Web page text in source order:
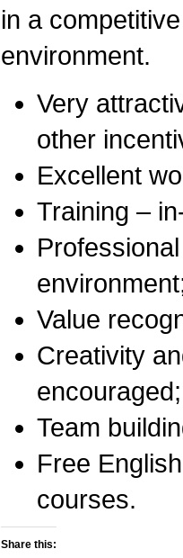
in a
environment.
Very
other
Excellent
Training –
Value
Creativity
encouraged;
Team
Free
courses.
Share this: